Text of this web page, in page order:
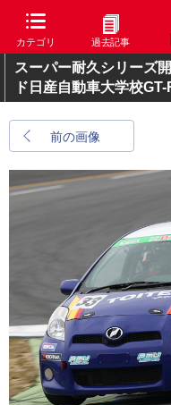
カテゴリ 過去記事
スーパー耐久シリーズ
ド日産自動車大学校GT-
前の画像